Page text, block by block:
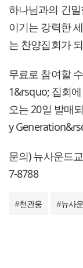
하나님과의 긴
이기는 강력한
는 찬양집회가
무료로 참여할
1&rsquo; 집회
오는 20일 발매
y
문의) 뉴사운드
7-8788
#천관웅 #뉴사